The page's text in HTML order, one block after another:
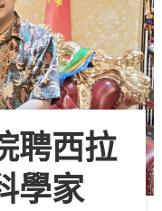
聘西拉
學家